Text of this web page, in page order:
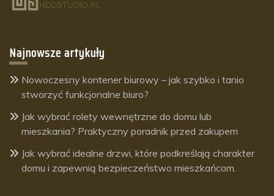
Najnowsze artykuły
Nowoczesny kontener biurowy – jak szybko i tanio
stworzyć funkcjonalne biuro?
Jak wybrać rolety wewnętrzne do domu lub
mieszkania? Praktyczny poradnik przed zakupem
Jak wybrać idealne drzwi, które podkreślają charakter
domu i zapewnią bezpieczeństwo mieszkańcom.